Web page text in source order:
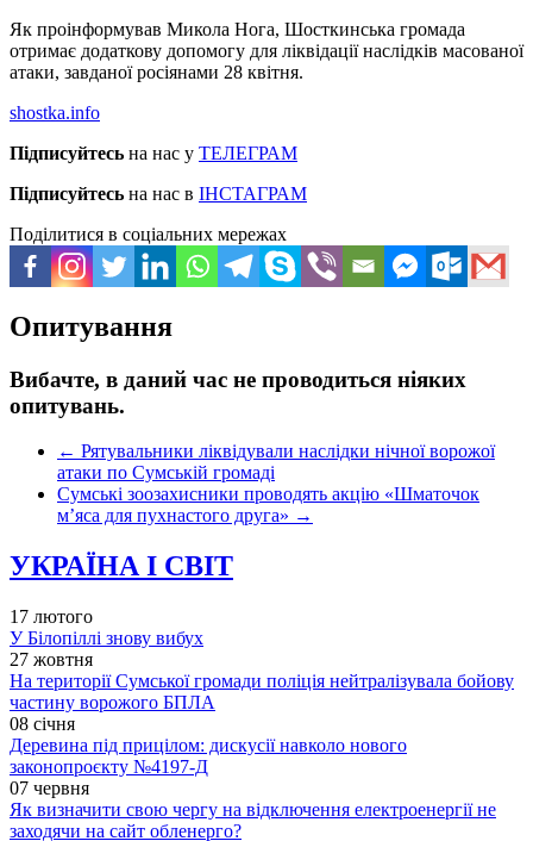
Як проінформував Микола Нога, Шосткинська громада
отримає додаткову допомогу для ліквідації наслідків масованої
атаки, завданої росіянами 28 квітня.
shostka.info
Підписуйтесь на нас у ТЕЛЕГРАМ
Підписуйтесь на нас в ІНСТАГРАМ
Поділитися в соціальних мережах
Опитування
Вибачте, в даний час не проводиться ніяких
опитувань.
← Рятувальники ліквідували наслідки нічної ворожої
атаки по Сумській громаді
Сумські зоозахисники проводять акцію «Шматочок
м’яса для пухнастого друга» →
УКРАЇНА І СВІТ
17 лютого
У Білопіллі знову вибух
27 жовтня
На території Сумської громади поліція нейтралізувала бойову
частину ворожого БПЛА
08 січня
Деревина під прицілом: дискусії навколо нового
законопроєкту №4197-Д
07 червня
Як визначити свою чергу на відключення електроенергії не
заходячи на сайт обленерго?